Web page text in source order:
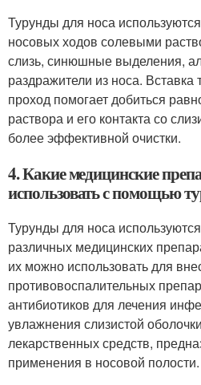
Турунды для носа
носовых ходов солевыми
слизь, синюшные выделения,
раздражители из носа. Вставка
проход помогает добиться
раствора и его контакта со
более эффективной очистки.
4. Какие медицинские
использовать с помощью
Турунды для носа
различных медицинских
их можно использовать для
противовоспалительных
антибиотиков для лечения
увлажнения слизистой
лекарственных средств,
применения в носовой полости.